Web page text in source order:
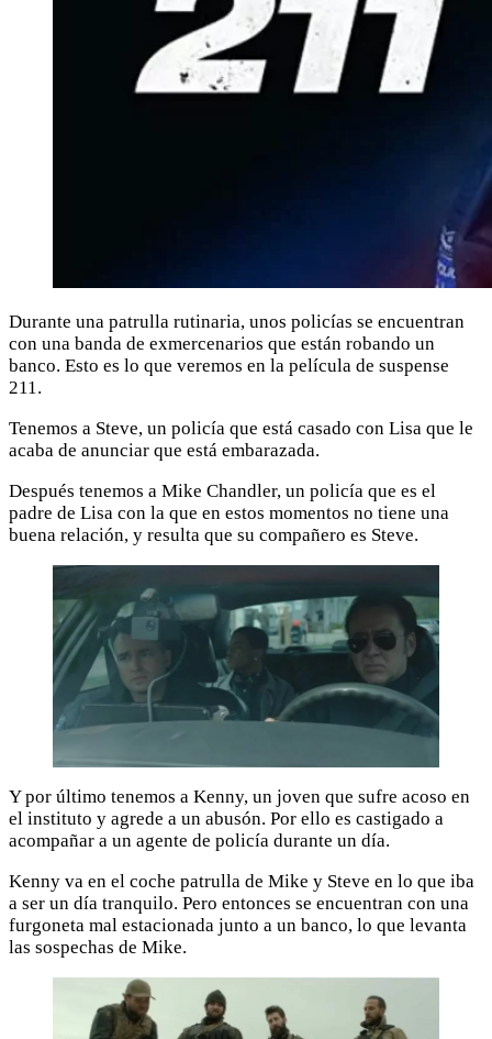
Durante una patrulla rutinaria, unos policías se encuentran
con una banda de exmercenarios que están robando un
banco. Esto es lo que veremos en la película de suspense
211.
Tenemos a Steve, un policía que está casado con Lisa que le
acaba de anunciar que está embarazada.
Después tenemos a Mike Chandler, un policía que es el
padre de Lisa con la que en estos momentos no tiene una
buena relación, y resulta que su compañero es Steve.
Y por último tenemos a Kenny, un joven que sufre acoso en
el instituto y agrede a un abusón. Por ello es castigado a
acompañar a un agente de policía durante un día.
Kenny va en el coche patrulla de Mike y Steve en lo que iba
a ser un día tranquilo. Pero entonces se encuentran con una
furgoneta mal estacionada junto a un banco, lo que levanta
las sospechas de Mike.